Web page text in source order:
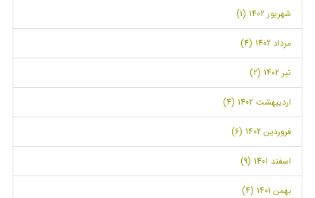
شهریور 1402 (1)
مرداد 1402 (4)
تیر 1402 (2)
اردیبهشت 1402 (4)
فروردین 1402 (6)
اسفند 1401 (9)
بهمن 1401 (4)